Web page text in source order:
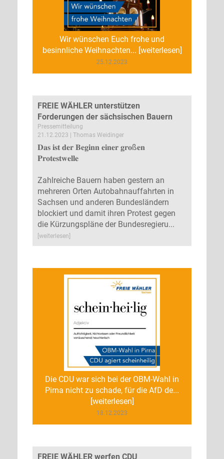
Wir wünschen Euch frohe und
besinnliche Weihnachten... [weiterlesen]
25.12.2023
FREIE WÄHLER unterstützen
Forderungen der sächsischen Bauern
Pressemitteilung
21.12.2023 | Thomas Weidinger
𝐃𝐚𝐬 𝐢𝐬𝐭 𝐝𝐞𝐫 𝐁𝐞𝐠𝐢𝐧𝐧 𝐞𝐢𝐧𝐞𝐫 𝐠𝐫𝐨ß𝐞𝐧
𝐏𝐫𝐨𝐭𝐞𝐬𝐭𝐰𝐞𝐥𝐥𝐞
Zahlreiche Bauern haben gestern an
mehreren Orten Autobahnauffahrten in
Sachsen und anderen Bundesländern
blockiert und damit ihren Protest gegen
die Kürzungspläne der Bundesregieru...
[weiterlesen]
Die CDU war sich bei der OBM-Wahl in
Pirna nicht zu schade, für die AfD de...
[weiterlesen]
18.12.2023
FREIE WÄHLER werfen CDU